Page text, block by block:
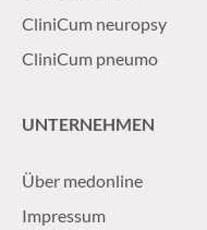
CliniCum neuropsy
CliniCum pneumo
UNTERNEHMEN
Über medonline
Impressum